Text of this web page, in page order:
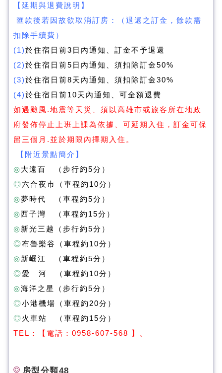
【延期與退費說明】
匯款後若因故欲取消訂房：（退還之訂金，餘款需
扣除手續費）
(1)於住宿日前3日內通知、訂金不予退還
(2)於住宿日前5日內通知、須扣除訂金50%
(3)於住宿日前8天內通知、須扣除訂金30%
(4)於住宿日前10天內通知、可全額退費
如遇颱風.地震等天災、須以高雄市或旅客所在地政
府發佈停止上班上課為依據、可延期入住，訂金可保
留三個月.並於期限內擇期入住。
【附近景點簡介】
◎大遠百 （步行約5分）
◎六合夜市（車程約10分）
◎夢時代 （車程約5分）
◎西子灣 （車程約15分）
◎新光三越（步行約5分）
◎布魯樂谷（車程約10分）
◎新崛江 （車程約5分）
◎愛 河 （車程約10分）
◎海洋之星（步行約5分）
◎小港機場（車程約20分）
◎火車站 （車程約15分）
T EL：【電話：0958-607-568 】。
房型分類48